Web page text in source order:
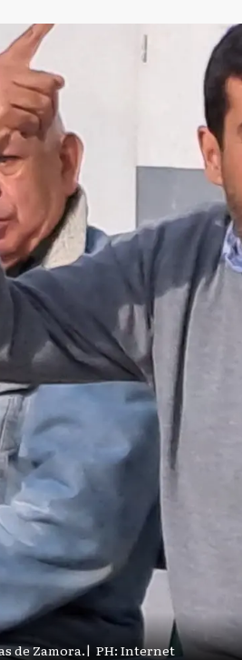
de Zamora.| PH: Internet